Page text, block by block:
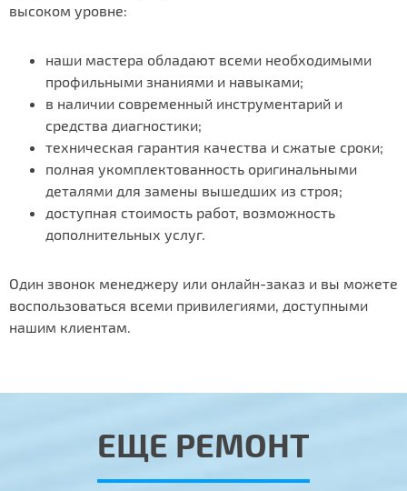
высоком уровне:
наши мастера обладают всеми необходимыми
профильными знаниями и навыками;
в наличии современный инструментарий и
средства диагностики;
техническая гарантия качества и сжатые сроки;
полная укомплектованность оригинальными
деталями для замены вышедших из строя;
доступная стоимость работ, возможность
дополнительных услуг.
Один звонок менеджеру или онлайн-заказ и вы можете
воспользоваться всеми привилегиями, доступными
нашим клиентам.
ЕЩЕ РЕМОНТ